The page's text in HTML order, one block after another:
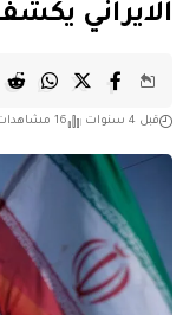
الايراني
قبل 4 سنوات 16 مشاهدات